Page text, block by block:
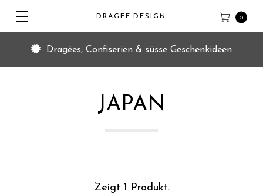
0
DRAGEE.DESIGN
Dragées, Confiserien & süsse Geschenkideen
JAPAN
Zeigt 1 Produkt.